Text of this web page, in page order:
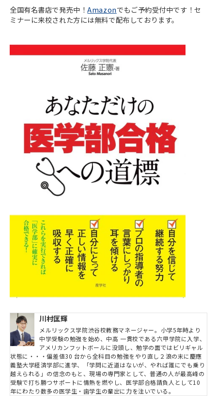
全国有名書店で発売中！Amazonでもご予約受付中です！セ
ミナーに来校された方には無料で配布しております。
川村匡輝
メルリックス学院渋谷校教務マネージャー。小学5年時より
中学受験の勉強を始め、中高 一貫校である六甲学院に入学、
アメリカンフットボールに没頭し、勉学の面ではビリギャル
状態に・・・偏差値30 台から全科目の勉強をやり直し２浪の末に慶應
義塾大学経済学部に進学、「学問に近道はないが、やれば誰にでも乗り
越えられる」の信念のもと、現場の専門家として、普通の人が最高峰の
受験で打ち勝つサポートに情熱を燃やし、医学部合格請負人として10
年にわたり数多の医学生・歯学生の輩出に力を注いでいる。